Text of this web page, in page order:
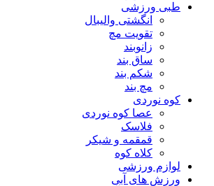
طبی ورزشی
انگشتی واليبال
تقویت مچ
زانوبند
ساق بند
شکم بند
مچ بند
کوه نوردی
عصا کوه نوردی
فلاسک
قمقمه و شیکر
کلاه کوه
لوازم ورزشی
ورزش های آبی